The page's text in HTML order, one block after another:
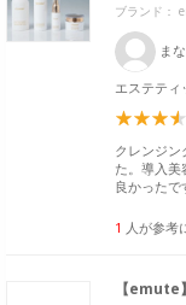
ブランド：
まな
エステティ
クレンジン
た。導入
良かったで
1 人が参考
【emute